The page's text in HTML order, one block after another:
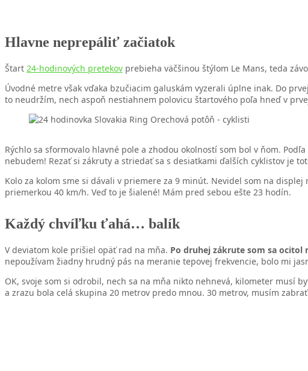
Hlavne neprepáliť začiatok
Štart 24-hodinových pretekov prebieha väčšinou štýlom Le Mans, teda
Úvodné metre však vďaka bzučiacim galuskám vyzerali úplne inak. Do
to neudržím, nech aspoň nestiahnem polovicu štartového poľa hneď v
Rýchlo sa sformovalo hlavné pole a zhodou okolností som bol v ňom.
nebudem! Rezať si zákruty a striedať sa s desiatkami ďalších cyklistov je
Kolo za kolom sme si dávali v priemere za 9 minút. Nevidel som na
priemerkou 40 km/h. Veď to je šialené! Mám pred sebou ešte 23 hodín.
Každý chvíľku ťahá… balík
V deviatom kole prišiel opäť rad na mňa. Po druhej zákrute som sa ocitol
nepoužívam žiadny hrudný pás na meranie tepovej frekvencie, bolo mi
OK, svoje som si odrobil, nech sa na mňa nikto nehnevá, kilometer musí
a zrazu bola celá skupina 20 metrov predo mnou. 30 metrov, musím